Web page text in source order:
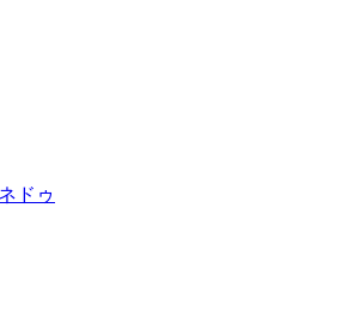
ドゥ